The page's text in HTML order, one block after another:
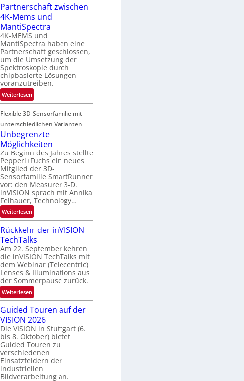
a
f
i
e
i
n
L
u
f
t
-
u
n
d
R
a
u
m
f
a
h
r
t
t
e
c
h
n
i
k
n
z
i
n
E
M
E
A
-
R
e
i
o
n
Partnerschaft zwischen
4K-Mems und
MantiSpectra
4K-MEMS und
MantiSpectra haben eine
Partnerschaft geschlossen,
um die Umsetzung der
Spektroskopie durch
chipbasierte Lösungen
voranzutreiben.
Weiterlesen:
P
a
r
t
n
e
r
s
c
h
a
f
t
i
s
c
e
n
4
K
-
M
e
m
s
u
n
Flexible 3D-Sensorfamilie mit
unterschiedlichen Varianten
Unbegrenzte
Möglichkeiten
Zu Beginn des Jahres stellte
Pepperl+Fuchs ein neues
Mitglied der 3D-
Sensorfamilie SmartRunner
vor: den Measurer 3-D.
inVISION sprach mit Annika
Felhauer, Technology…
Weiterlesen:
U
n
b
e
g
r
e
n
z
t
e
M
ö
g
l
i
c
Rückkehr der inVISION
TechTalks
Am 22. September kehren
die inVISION TechTalks mit
dem Webinar (Telecentric)
Lenses & Illuminations aus
der Sommerpause zurück.
Weiterlesen:
R
ü
c
k
k
e
h
r
d
Guided Touren auf der
VISION 2026
Die VISION in Stuttgart (6.
bis 8. Oktober) bietet
Guided Touren zu
verschiedenen
Einsatzfeldern der
industriellen
Bildverarbeitung an.